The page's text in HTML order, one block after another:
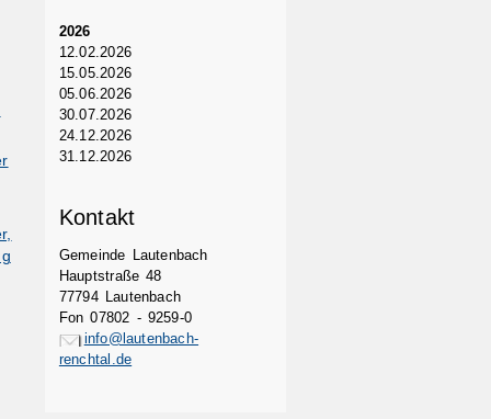
2026
12.02.2026
15.05.2026
05.06.2026
30.07.2026
24.12.2026
31.12.2026
Kontakt
Gemeinde Lautenbach
Hauptstraße 48
77794 Lautenbach
Fon 07802 - 9259-0
info@lautenbach-
renchtal.de